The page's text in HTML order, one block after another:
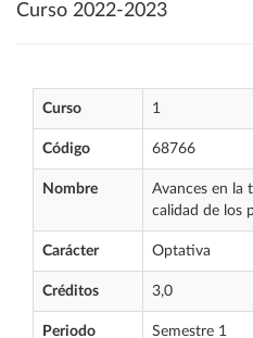
Curso 2022-2023
Curso 1
Código 68766
Nombre
Avances en la
calidad de los
Carácter Optativa
Créditos 3,0
Periodo Semestre 1